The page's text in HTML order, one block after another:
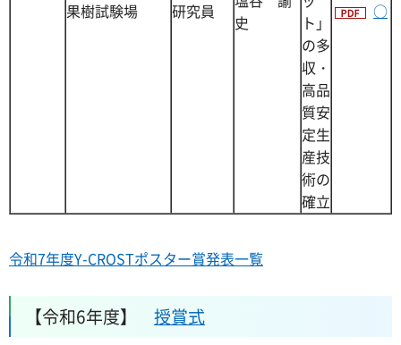
果樹試験場 研究員
史
ト」
の多
収・
高品
質安
定生
産技
術の
確立
○
令和7年度Y-CROSTポスター賞発表一覧
【令和6年度】 授賞式